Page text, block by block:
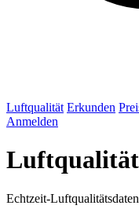
Luftqualität Erkunden
Anmelden
Luftqualität
Echtzeit-